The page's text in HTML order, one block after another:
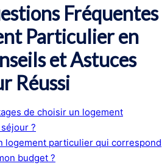
Fréquentes
Particulier en
et Astuces
Réussi
de choisir un logement
?
logement particulier qui correspond
budget ?